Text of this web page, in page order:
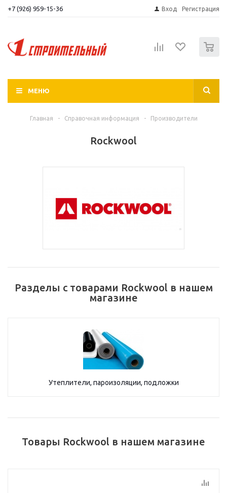
+7 (926) 959-15-36 Вход Регистрация
МЕНЮ
Главная - Справочная информация - Производители
Rockwool
Разделы с товарами Rockwool в нашем
магазине
Утеплители, пароизоляции, подложки
Товары Rockwool в нашем магазине